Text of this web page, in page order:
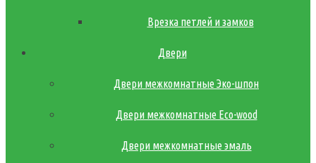
Врезка петлей и замков
Двери
Двери межкомнатные Эко-шпон
Двери межкомнатные Eco-wood
Двери межкомнатные эмаль